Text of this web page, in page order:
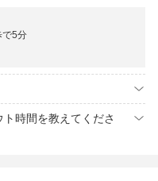
で5分
時間を教えてくださ